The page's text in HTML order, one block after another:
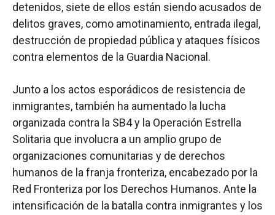
detenidos, siete de ellos están siendo acusados de
delitos graves, como amotinamiento, entrada ilegal,
destrucción de propiedad pública y ataques físicos
contra elementos de la Guardia Nacional.
Junto a los actos esporádicos de resistencia de
inmigrantes, también ha aumentado la lucha
organizada contra la SB4 y la Operación Estrella
Solitaria que involucra a un amplio grupo de
organizaciones comunitarias y de derechos
humanos de la franja fronteriza, encabezado por la
Red Fronteriza por los Derechos Humanos. Ante la
intensificación de la batalla contra inmigrantes y los